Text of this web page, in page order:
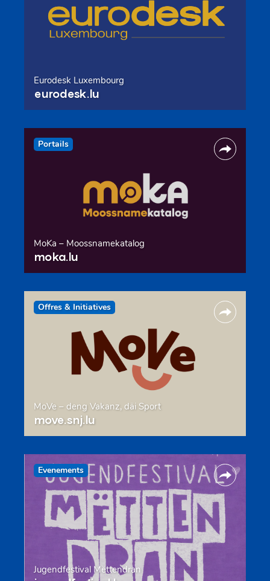
Eurodesk Luxembourg
eurodesk.lu
Portails
MoKa – Moossnamekatalog
moka.lu
Offres & Initiatives
MoVe – deng Vakanz, däi Sport
move.snj.lu
Evenements
Jugendfestival Mëttendran